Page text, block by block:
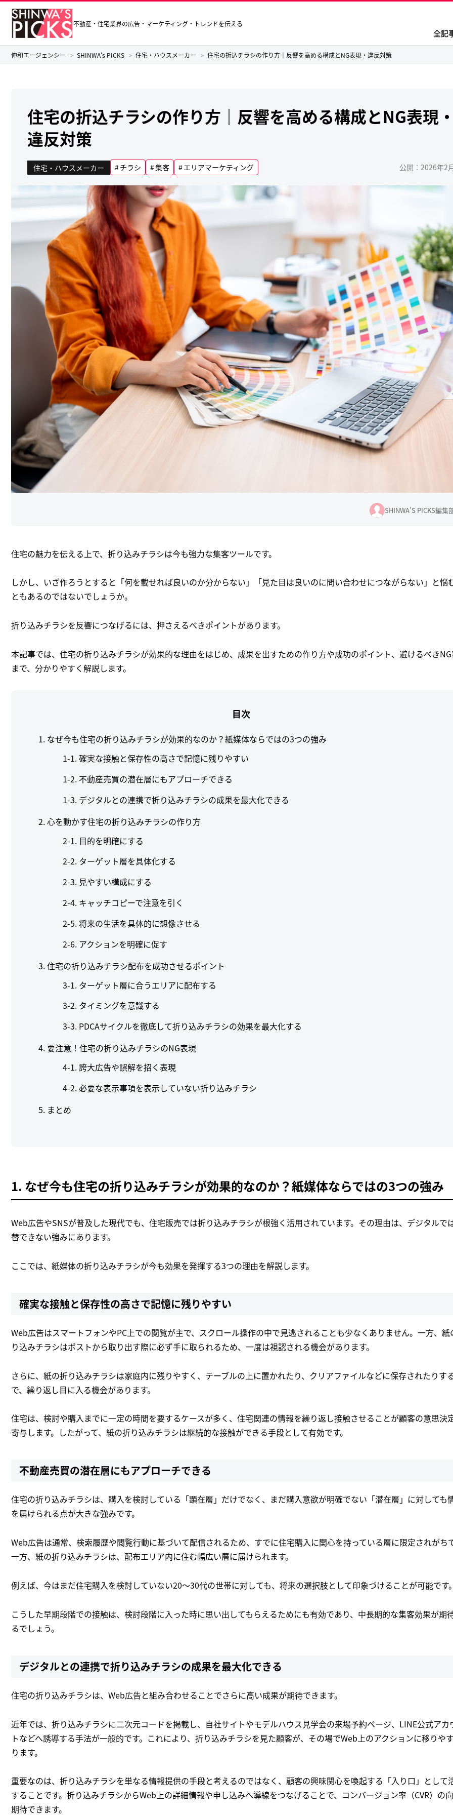
不動産・住宅業界の広告・マーケティング・トレンドを伝える
全記
伸和エージェンシー SHINWA's PICKS 住宅・ハウスメーカー 住宅の折込チラシの作り方｜反響を高める構成とNG表現・違反対策
住宅の折込チラシの作り方｜反響を高める構成とNG表現・
違反対策
住宅・ハウスメーカー チラシ 集客 エリアマーケティング 公開：2026年2
SHINWA'S PICKS編集
住宅の魅力を伝える上で、折り込みチラシは今も強力な集客ツールです。
しかし、いざ作ろうとすると「何を載せれば良いのか分からない」「見た目は良いのに問い合わせにつながらない」と悩
ともあるのではないでしょうか。
折り込みチラシを反響につなげるには、押さえるべきポイントがあります。
本記事では、住宅の折り込みチラシが効果的な理由をはじめ、成果を出すための作り方や成功のポイント、避けるべき
まで、分かりやすく解説します。
目次
1. なぜ今も住宅の折り込みチラシが効果的なのか？紙媒体ならではの3つの強み
確実な接触と保存性の高さで記憶に残りやすい
不動産売買の潜在層にもアプローチできる
デジタルとの連携で折り込みチラシの成果を最大化できる
2. 心を動かす住宅の折り込みチラシの作り方
目的を明確にする
ターゲット層を具体化する
見やすい構成にする
キャッチコピーで注意を引く
将来の生活を具体的に想像させる
アクションを明確に促す
3. 住宅の折り込みチラシ配布を成功させるポイント
ターゲット層に合うエリアに配布する
タイミングを意識する
PDCAサイクルを徹底して折り込みチラシの効果を最大化する
4. 要注意！住宅の折り込みチラシのNG表現
誇大広告や誤解を招く表現
必要な表示事項を表示していない折り込みチラシ
5. まとめ
1. なぜ今も住宅の折り込みチラシが効果的なのか？紙媒体ならではの3つの強み
Web広告やSNSが普及した現代でも、住宅販売では折り込みチラシが根強く活用されています。その理由は、デジタルで
替できない強みにあります。
ここでは、紙媒体の折り込みチラシが今も効果を発揮する3つの理由を解説します。
確実な接触と保存性の高さで記憶に残りやすい
Web広告はスマートフォンやPC上での閲覧が主で、スクロール操作の中で見逃されることも少なくありません。一方、紙
り込みチラシはポストから取り出す際に必ず手に取られるため、一度は視認される機会があります。
さらに、紙の折り込みチラシは家庭内に残りやすく、テーブルの上に置かれたり、クリアファイルなどに保存されたりす
で、繰り返し目に入る機会があります。
住宅は、検討や購入までに一定の時間を要するケースが多く、住宅関連の情報を繰り返し接触させることが顧客の意思決
寄与します。したがって、紙の折り込みチラシは継続的な接触ができる手段として有効です。
不動産売買の潜在層にもアプローチできる
住宅の折り込みチラシは、購入を検討している「顕在層」だけでなく、まだ購入意欲が明確でない「潜在層」に対しても
を届けられる点が大きな強みです。
Web広告は通常、検索履歴や閲覧行動に基づいて配信されるため、すでに住宅購入に関心を持っている層に限定されがちで
一方、紙の折り込みチラシは、配布エリア内に住む幅広い層に届けられます。
例えば、今はまだ住宅購入を検討していない20～30代の世帯に対しても、将来の選択肢として印象づけることが可能です。
こうした早期段階での接触は、検討段階に入った時に思い出してもらえるためにも有効であり、中長期的な集客効果が期
るでしょう。
デジタルとの連携で折り込みチラシの成果を最大化できる
住宅の折り込みチラシは、Web広告と組み合わせることでさらに高い成果が期待できます。
近年では、折り込みチラシに二次元コードを掲載し、自社サイトやモデルハウス見学会の来場予約ページ、LINE公式アカ
トなどへ誘導する手法が一般的です。これにより、折り込みチラシを見た顧客が、その場でWeb上のアクションに移りや
ります。
重要なのは、折り込みチラシを単なる情報提供の手段と考えるのではなく、顧客の興味関心を喚起する「入り口」として
することです。折り込みチラシからWeb上の詳細情報や申し込みへ導線をつなげることで、コンバージョン率（CVR）の
期待できます。